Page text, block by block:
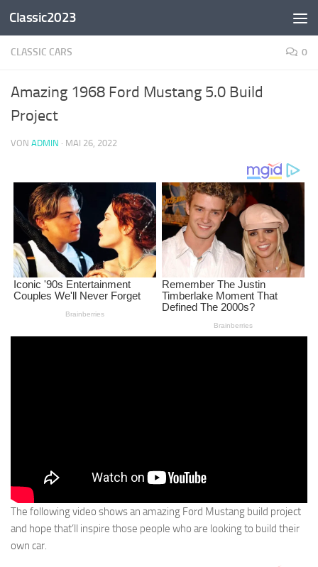
Zum Inhalt springen
Classic2023
CLASSIC CARS 0
Amazing 1968 Ford Mustang 5.0 Build
Project
VON ADMIN · MAI 26, 2022
The following video shows an amazing Ford Mustang build project
and hope that’ll inspire those people who are looking to build their
own car.